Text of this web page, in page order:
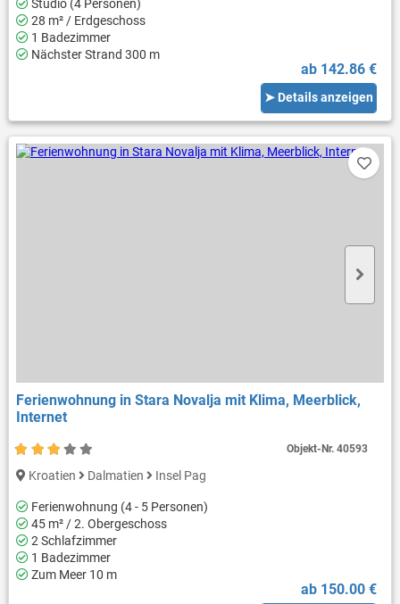
Studio (4 Personen)
28 m² / Erdgeschoss
1 Badezimmer
Nächster Strand 300 m
ab 142.86 €
➤ Details anzeigen
Ferienwohnung in Stara Novalja mit Klima, Meerblick,
Internet
Kroatien Dalmatien Insel Pag
Ferienwohnung (4 - 5 Personen)
45 m² / 2. Obergeschoss
2 Schlafzimmer
1 Badezimmer
Zum Meer 10 m
ab 150.00 €
Objekt-Nr.40593